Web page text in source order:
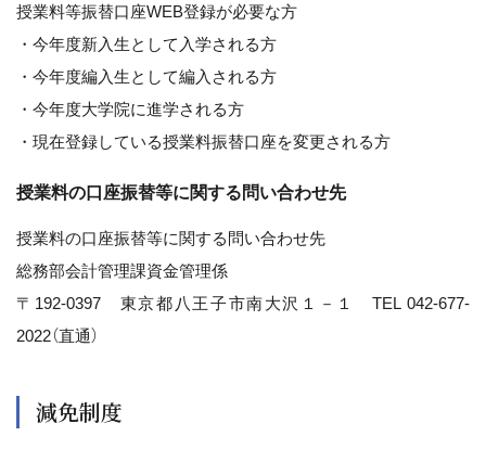
授業料等振替口座WEB登録が必要な方
・今年度新入生として入学される方
・今年度編入生として編入される方
・今年度大学院に進学される方
・現在登録している授業料振替口座を変更される方
授業料の口座振替等に関する問い合わせ先
授業料の口座振替等に関する問い合わせ先
総務部会計管理課資金管理係
〒192-0397 東京都八王子市南大沢１－１ TEL 042-677-
2022（直通）
減免制度